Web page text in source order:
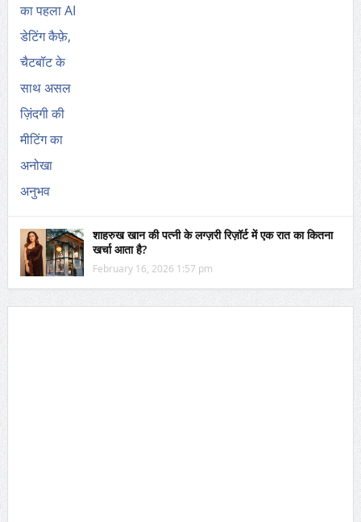
शाहरुख खान की पत्नी के लग्ज़री रिज़ॉर्ट में एक रात का कितना
खर्चा आता है?
February 16, 2026 1:57 pm